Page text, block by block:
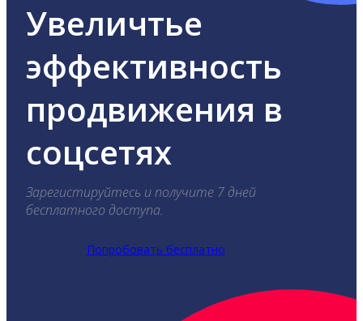
Увеличтье
эффективность
продвижения в
соцсетях
Зарегистируйтесь и получите 7 дней
бесплатного доступа.
Попробовать бесплатно